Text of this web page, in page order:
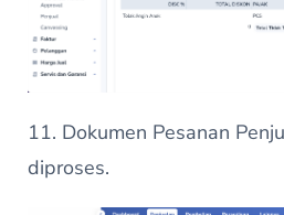
11. Dokumen Pesanan
diproses.